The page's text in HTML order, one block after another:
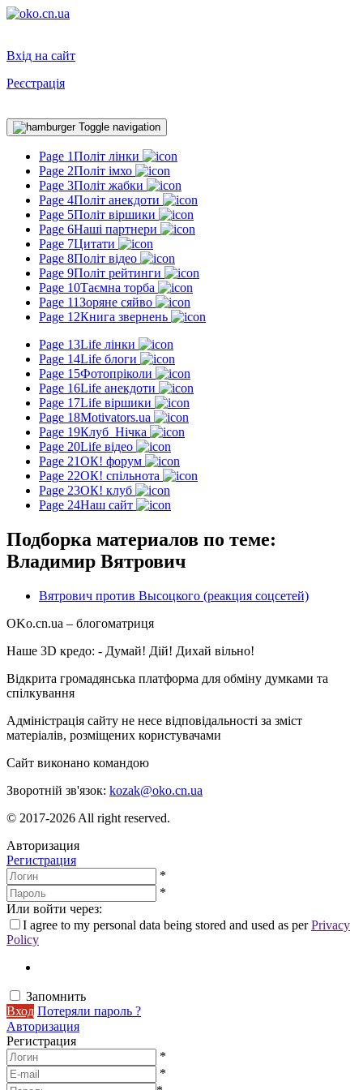
Вхід на сайт
Реєстрація
Toggle navigation
Page 1Політ лінки
Page 2Політ імхо
Page 3Політ жабки
Page 4Політ анекдоти
Page 5Політ віршики
Page 6Наші партнери
Page 7Цитати
Page 8Політ відео
Page 9Політ рейтинги
Page 10Таємна торба
Page 11Зоряне сяйво
Page 12Книга звернень
Page 13Life лінки
Page 14Life блоги
Page 15Фотопріколи
Page 16Life анекдоти
Page 17Life віршики
Page 18Motivators.ua
Page 19Клуб_Нічка
Page 20Life відео
Page 21ОК! форум
Page 22ОК! спільнота
Page 23ОК! клуб
Page 24Наш сайт
Подборка материалов по теме:
Владимир Вятрович
Вятрович против Высоцкого (реакция соцсетей)
OKo.cn.ua – блогоматриця
Наше 3D кредо: - Думай! Дій! Дихай вільно!
Відкрита громадянська платформа для обміну думками та
спілкування
Адміністрація сайту не несе відповідальності за зміст
матеріалів, розміщених користувачами
Сайт виконано командою
Зворотній зв'язок: kozak@oko.cn.ua
© 2017-2026 All right reserved.
Авторизация
Регистрация
*
*
Или войти через:
I agree to my personal data being stored and used as perPrivacy
Policy
Запомнить
Вход Потеряли пароль ?
Авторизация
Регистрация
*
*